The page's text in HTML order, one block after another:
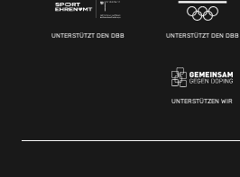
UNTERSTÜTZT DEN DBB UNTERSTÜTZT DEN DBB
UNTERSTÜTZEN WIR